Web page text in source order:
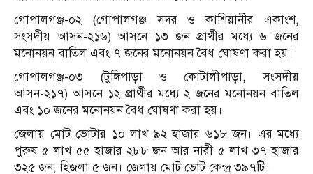
গোপালগঞ্জ-০২ (গোপালগঞ্জ সদর ও কাশিয়ানীর একাংশ,
সংসদীয় আসন-২১৬) আসনে ১৩ জন প্রার্থীর মধ্যে ৬ জনের
মনোনয়ন বাতিল এবং ৭ জনের মনোনয়ন বৈধ ঘোষণা করা হয়।
গোপালগঞ্জ-০৩ (টুঙ্গিপাড়া ও কোটালীপাড়া, সংসদীয়
আসন-২১৭) আসনে ১২ প্রার্থীর মধ্যে ২ জনের মনোনয়ন বাতিল
এবং ১০ জনের মনোনয়ন বৈধ ঘোষণা করা হয়।
জেলায় মোট ভোটার ১০ লাখ ৯২ হাজার ৬১৮ জন। এর মধ্যে
পুরুষ ৫ লাখ ৫৫ হাজার ২৮৮ জন আর নারী ৫ লাখ ৩৭ হাজার
৩২৫ জন, হিজলা ৫ জন। জেলায় মোট ভোট কেন্দ্র ৩৯৭টি।